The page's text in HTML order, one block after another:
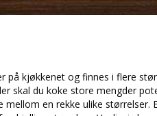
på kjøkkenet og finnes i flere
skal du koke store mengder
mellom en rekke ulike størrelser.